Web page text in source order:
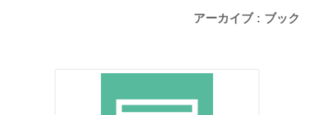
アーカイブ : ブック